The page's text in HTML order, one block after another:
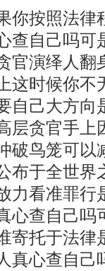
你按照法律
查自己吗可
官演绎人翻
这时候你不
自己大方向
层贪官手上
破鸟笼可以
布于全世界
力看准罪行
心查自己吗
寄托于法律
真心查自己